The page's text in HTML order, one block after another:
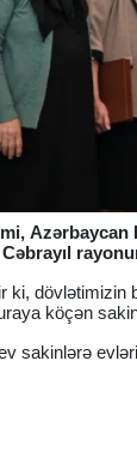
Azərbaycan
ki, dövlətimizin
köçən
sakinlərə